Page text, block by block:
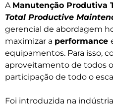
A Manutenção Produtiva
Total Productive
gerencial de abordagem
maximizar a performance
equipamentos. Para isso,
aproveitamento de todos
participação de todo o
Foi introduzida na